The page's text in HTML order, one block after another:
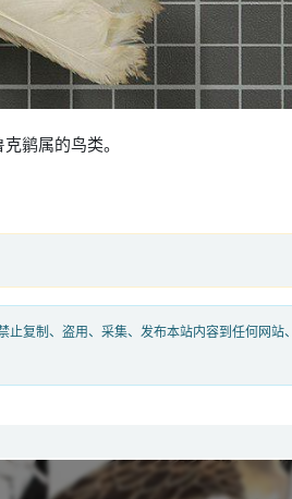
鹟属的鸟类。
止复制、盗用、采集、发布本站内容到任何网站